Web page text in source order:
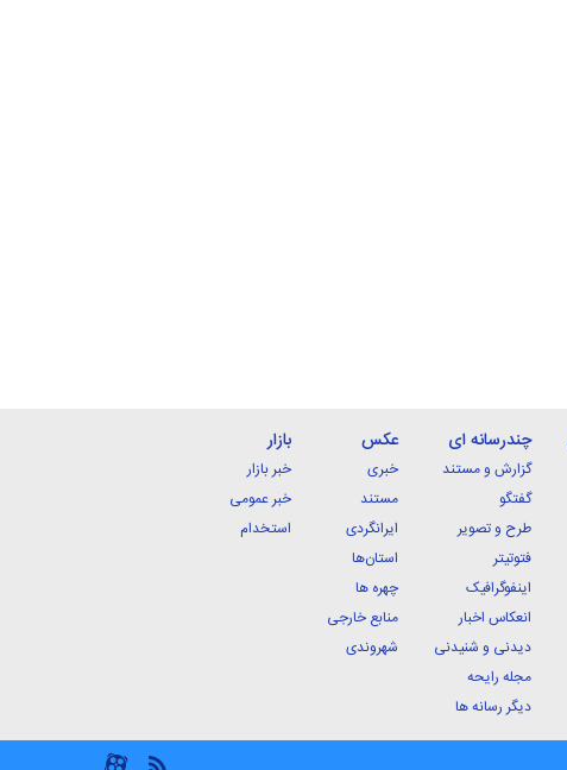
چندرسانه ای
گزارش و مستند
گفتگو
طرح و تصویر
فتوتیتر
اینفوگرافیک
انعکاس اخبار
دیدنی و شنیدنی
مجله رایحه
دیگر رسانه ها
عکس
خبری
مستند
ایرانگردی
استان‌ها
چهره ها
منابع خارجی
شهروندی
بازار
خبر بازار
خبر عمومی
استخدام